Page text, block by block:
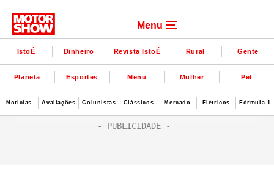
Menu
IstoÉ Dinheiro Revista IstoÉ Rural Gente
Planeta Esportes Menu Mulher Pet
Notícias Avaliações Colunistas Clássicos Mercado Elétricos Fórmula 1